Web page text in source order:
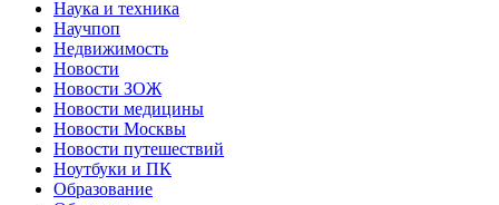
Наука и техника
Научпоп
Недвижимость
Новости
Новости ЗОЖ
Новости медицины
Новости Москвы
Новости путешествий
Ноутбуки и ПК
Образование